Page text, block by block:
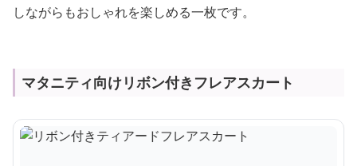
しながらもおしゃれを楽しめる一枚です。
マタニティ向けリボン付きフレアスカート